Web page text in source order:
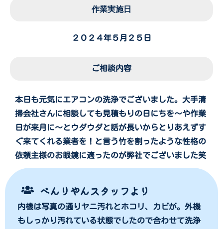
作業実施日
２０２４年５月２５日
ご相談内容
本日も元気にエアコンの洗浄でございました。大手清
掃会社さんに相談しても見積もりの日にちを〜や作業
日が来月に〜とウダウダと話が長いからとりあえずす
ぐ来てくれる業者を！と言う竹を割ったような性格の
依頼主様のお眼鏡に適ったのが弊社でございました笑
べんりやんスタッフより
内機は写真の通りヤニ汚れとホコリ、カビが。外機
もしっかり汚れている状態でしたので合わせて洗浄